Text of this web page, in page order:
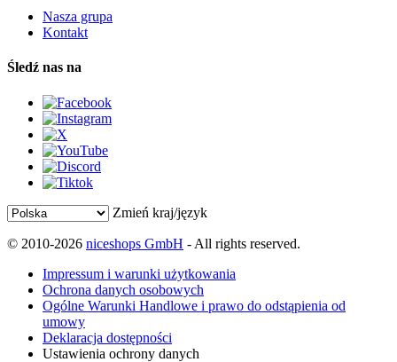
Nasza grupa
Kontakt
Śledź nas na
Zmień kraj/język
© 2010-2026 niceshops GmbH - All rights reserved.
Impressum i warunki użytkowania
Ochrona danych osobowych
Ogólne Warunki Handlowe i prawo do odstąpienia od
umowy
Deklaracja dostępności
Ustawienia ochrony danych